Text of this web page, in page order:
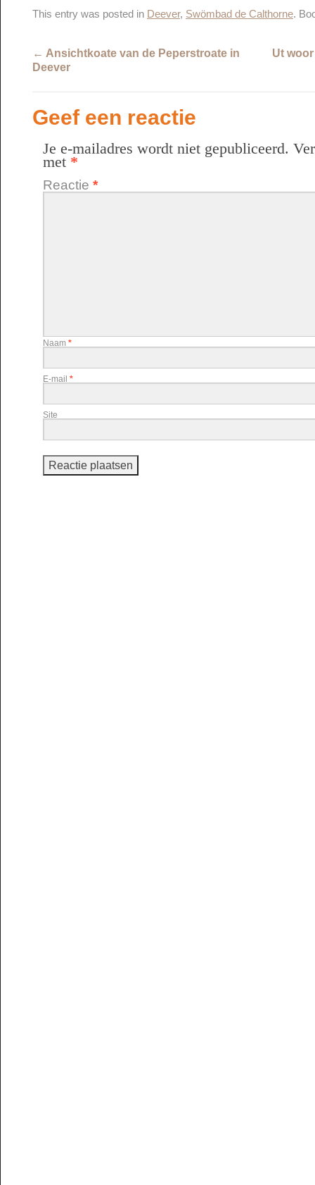
This entry was posted in Deever, Swömbad de Calthorne.
← Ansichtkoate van de Peperstroate in
Deever
Ut
Geef een reactie
Je e-mailadres wordt niet gepubliceerd.
met *
Reactie *
Naam *
E-mail *
Site